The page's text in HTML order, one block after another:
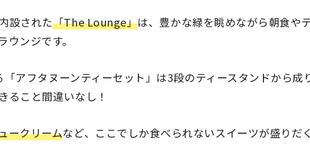
設された「The Lounge」は、豊かな緑を眺めながら朝食や
ンジです。
アフタヌーンティーセット」は3段のティースタンドから成り
ること間違いなし！
ークリームなど、ここでしか食べられないスイーツが盛りだ